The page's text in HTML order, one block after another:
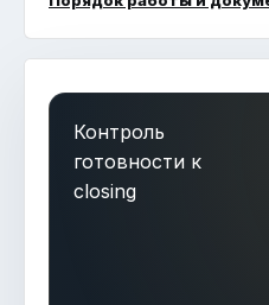
Контроль
готовности к
closing